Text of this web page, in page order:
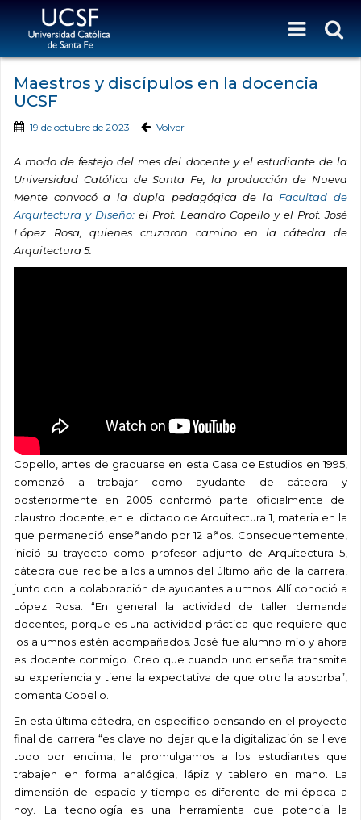
Maestros y discípulos en la docencia
UCSF
19 de octubre de 2023 Volver
A modo de festejo del mes del docente y el estudiante de la
Universidad Católica de Santa Fe, la producción de Nueva
Mente convocó a la dupla pedagógica de la Facultad de
Arquitectura y Diseño: el Prof. Leandro Copello y el Prof. José
López Rosa, quienes cruzaron camino en la cátedra de
Arquitectura 5.
Copello, antes de graduarse en esta Casa de Estudios en 1995,
comenzó a trabajar como ayudante de cátedra y
posteriormente en 2005 conformó parte oficialmente del
claustro docente, en el dictado de Arquitectura 1, materia en la
que permaneció enseñando por 12 años. Consecuentemente,
inició su trayecto como profesor adjunto de Arquitectura 5,
cátedra que recibe a los alumnos del último año de la carrera,
junto con la colaboración de ayudantes alumnos. Allí conoció a
López Rosa. “En general la actividad de taller demanda
docentes, porque es una actividad práctica que requiere que
los alumnos estén acompañados. José fue alumno mío y ahora
es docente conmigo. Creo que cuando uno enseña transmite
su experiencia y tiene la expectativa de que otro la absorba”,
comenta Copello.
En esta última cátedra, en específico pensando en el proyecto
final de carrera “es clave no dejar que la digitalización se lleve
todo por encima, le promulgamos a los estudiantes que
trabajen en forma analógica, lápiz y tablero en mano. La
dimensión del espacio y tiempo es diferente de mi época a
hoy. La tecnología es una herramienta que potencia la